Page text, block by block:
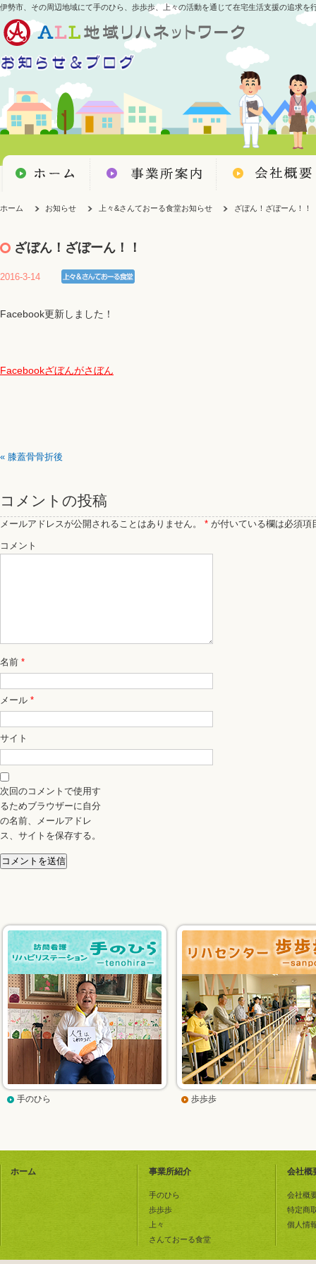
伊勢市、その周辺地域にて手のひら、歩歩歩、上々の活動を通じて在宅生活支援の追求を
ホーム お知らせ 上々&さんておーる食堂お知らせ ざぼん！ざぼーん！！
ざぼん！ざぼーん！！
2016-3-14
Facebook更新しました！
Facebookざぼんがさぼん
« 膝蓋骨骨折後
コメントの投稿
メールアドレスが公開されることはありません。 * が付いている欄は必須項
コメント
名前 *
メール *
サイト
次回のコメントで使用す
るためブラウザーに自分
の名前、メールアドレ
ス、サイトを保存する。
手のひら 歩歩歩
ホーム 事業所紹介
手のひら
歩歩歩
上々
さんておーる食堂
会社概
会社概
特定商
個人情